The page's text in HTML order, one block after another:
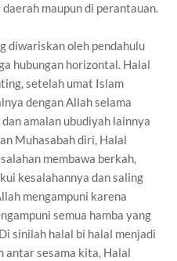
maupun di perantauan.
diwariskan oleh pendahulu
hubungan horizontal. Halal
setelah umat Islam
dengan Allah selama
amalan ubudiyah lainnya
Muhasabah diri, Halal
membawa berkah,
kesalahannya dan saling
mengampuni karena
semua hamba yang
sinilah halal bi halal menjadi
antar sesama kita, Halal